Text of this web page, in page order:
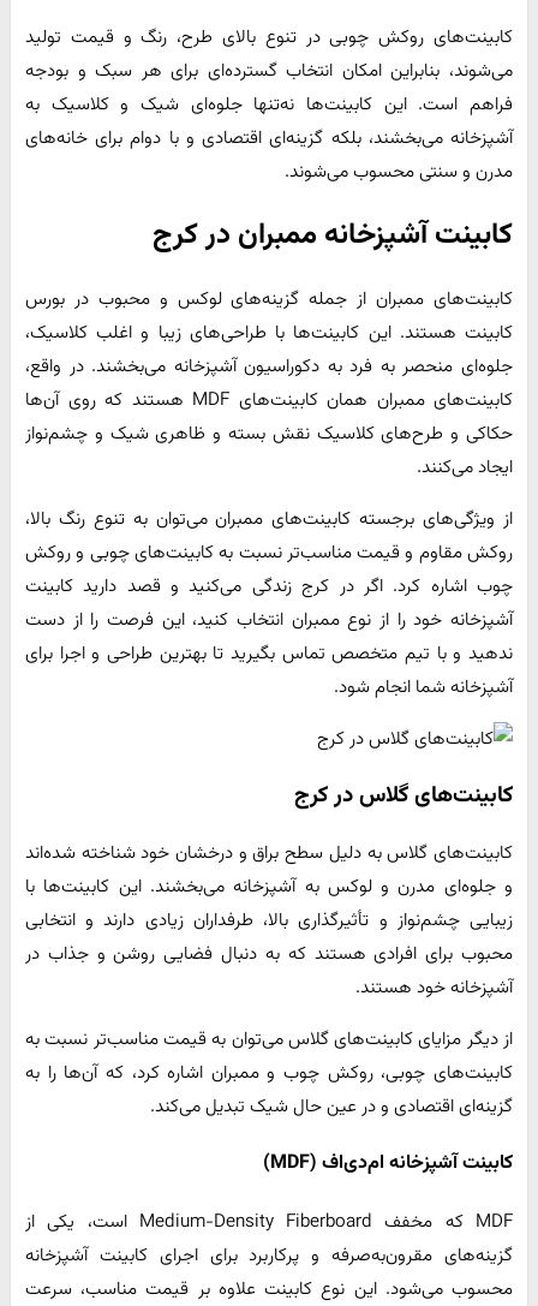
کابینت‌های روکش چوبی در تنوع بالای طرح، رنگ و قیمت تولید
می‌شوند، بنابراین امکان انتخاب گسترده‌ای برای هر سبک و بودجه
فراهم است. این کابینت‌ها نه‌تنها جلوه‌ای شیک و کلاسیک به
آشپزخانه می‌بخشند، بلکه گزینه‌ای اقتصادی و با دوام برای خانه‌های
مدرن و سنتی محسوب می‌شوند.
کابینت آشپزخانه ممبران در کرج
کابینت‌های ممبران از جمله گزینه‌های لوکس و محبوب در بورس
کابینت هستند. این کابینت‌ها با طراحی‌های زیبا و اغلب کلاسیک،
جلوه‌ای منحصر به فرد به دکوراسیون آشپزخانه می‌بخشند. در واقع،
کابینت‌های ممبران همان کابینت‌های MDF هستند که روی آن‌ها
حکاکی و طرح‌های کلاسیک نقش بسته و ظاهری شیک و چشم‌نواز
ایجاد می‌کنند.
از ویژگی‌های برجسته کابینت‌های ممبران می‌توان به تنوع رنگ بالا،
روکش مقاوم و قیمت مناسب‌تر نسبت به کابینت‌های چوبی و روکش
چوب اشاره کرد. اگر در کرج زندگی می‌کنید و قصد دارید کابینت
آشپزخانه خود را از نوع ممبران انتخاب کنید، این فرصت را از دست
ندهید و با تیم متخصص تماس بگیرید تا بهترین طراحی و اجرا برای
آشپزخانه شما انجام شود.
کابینت‌های گلاس در کرج
کابینت‌های گلاس به دلیل سطح براق و درخشان خود شناخته شده‌اند
و جلوه‌ای مدرن و لوکس به آشپزخانه می‌بخشند. این کابینت‌ها با
زیبایی چشم‌نواز و تأثیرگذاری بالا، طرفداران زیادی دارند و انتخابی
محبوب برای افرادی هستند که به دنبال فضایی روشن و جذاب در
آشپزخانه خود هستند.
از دیگر مزایای کابینت‌های گلاس می‌توان به قیمت مناسب‌تر نسبت به
کابینت‌های چوبی، روکش چوب و ممبران اشاره کرد، که آن‌ها را به
گزینه‌ای اقتصادی و در عین حال شیک تبدیل می‌کند.
کابینت آشپزخانه ام‌دی‌اف (MDF)
MDF که مخفف Medium-Density Fiberboard است، یکی از
گزینه‌های مقرون‌به‌صرفه و پرکاربرد برای اجرای کابینت آشپزخانه
محسوب می‌شود. این نوع کابینت علاوه بر قیمت مناسب، سرعت